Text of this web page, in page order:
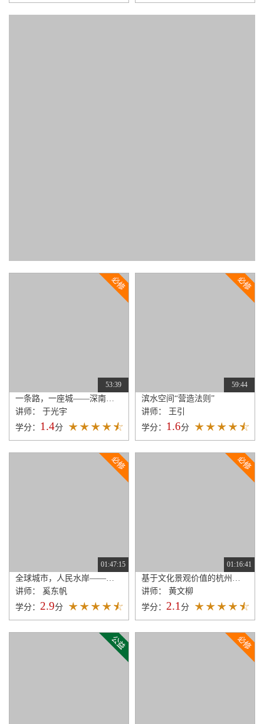
53:39
讲师： 于光宇
学分： 1.4分
59:44
滨水空间“营造法则”
讲师： 王引
学分： 1.6分
01:47:15
讲师： 奚东帆
学分： 2.9分
01:16:41
讲师： 黄文柳
学分： 2.1分